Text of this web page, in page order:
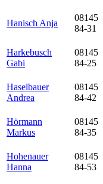
Hanisch Anja
08145
84-31
Harkebusch
Gabi
08145
84-25
Haselbauer
Andrea
08145
84-42
Hörmann
Markus
08145
84-35
Hohenauer
Hanna
08145
84-53